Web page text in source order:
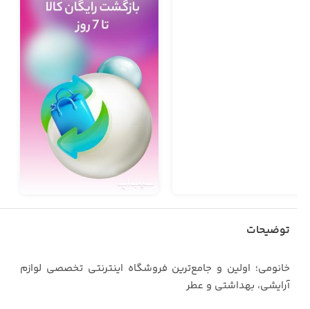
توضیحات
خانومی؛ اولین و جامع‌ترین فروشگاه اینترنتی تخصصی لوازم
آرایشی، بهداشتی و عطر